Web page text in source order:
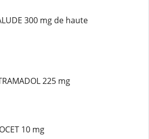
300 mg de haute
225 mg
10 mg